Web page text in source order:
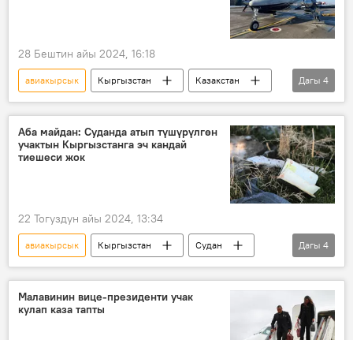
28 Бештин айы 2024, 16:18
авиакырсык Кыргызстан
Казакстан
Актау
учак
кыргызстандык
Сүрөт
Дагы 4
Аба майдан: Суданда атып түшүрүлгөн
учактын Кыргызстанга эч кандай
тиешеси жок
22 Тогуздун айы 2024, 13:34
авиакырсык Кыргызстан
Судан
Ил-76
компания
"Манас" эл аралык аэропорту
Дагы 4
Малавинин вице-президенти учак
кулап каза тапты